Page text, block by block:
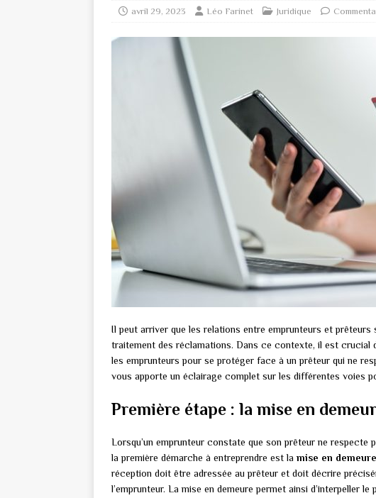
avril 29, 2023 Léo Farinet Juridique
Il peut arriver que les relations entre emprunteurs et prêteurs
traitement des réclamations. Dans ce contexte, il est
les emprunteurs pour se protéger face à un prêteur qui ne
vous apporte un éclairage complet sur les différentes voies
Première étape : la mise en
Lorsqu’un emprunteur constate que son prêteur ne
la première démarche à entreprendre est la mise en demeure
réception doit être adressée au prêteur et doit décrire
l’emprunteur. La mise en demeure permet ainsi d’interpeller